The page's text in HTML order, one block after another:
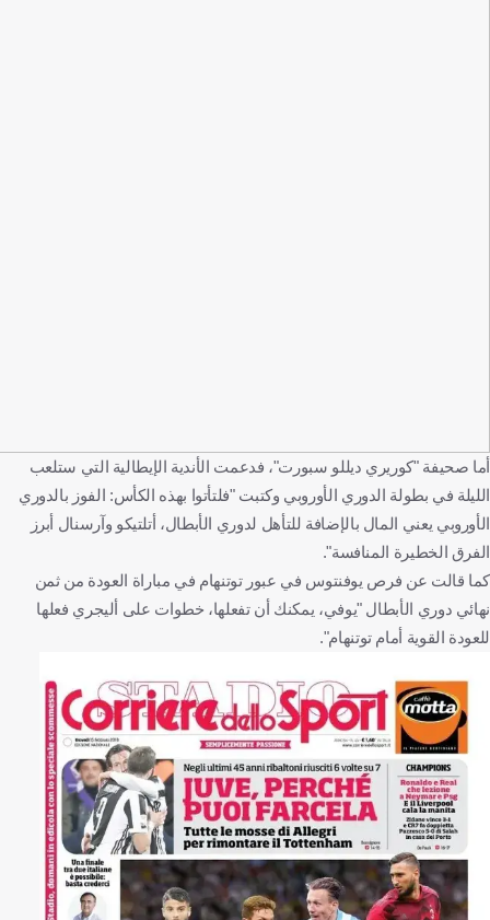
فدعمت الأندية الإيطالية التي ستلعب
وكتبت "فلتأتوا بهذه الكأس: الفوز بالدوري
للتأهل لدوري الأبطال، أتلتيكو وآرسنال أبرز
عبور توتنهام في مباراة العودة من ثمن
يمكنك أن تفعلها، خطوات على أليجري فعلها